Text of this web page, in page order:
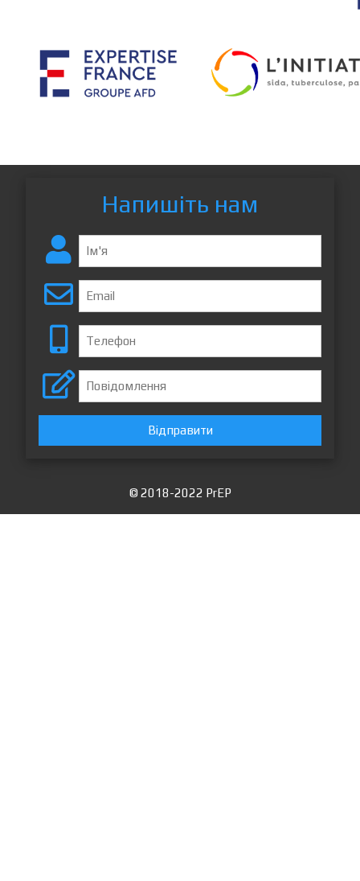
Напишіть нам
Відправити
© 2018-2022 PrEP